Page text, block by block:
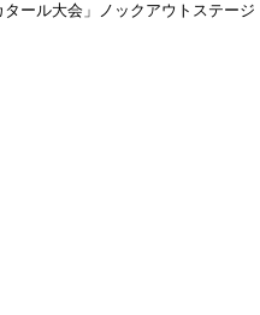
ール大会」ノックアウトステージ